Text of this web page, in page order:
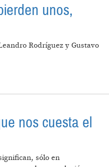
unos,
Rodríguez y Gustavo
nos cuesta el
sólo en